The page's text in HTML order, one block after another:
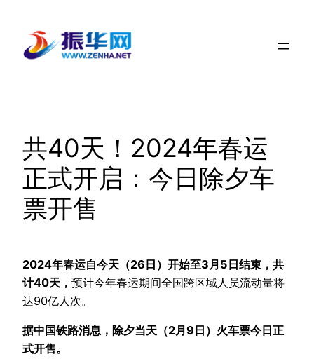
共40天！2024年春运
正式开启：今日除夕车
票开售
2024年春运自今天（26日）开始至3月5日结束，共
计40天， 预计今年春运期间全国跨区域人员流动量将
达90亿人次。
据中国铁路消息，除夕当天（2月9日）火车票今日正
式开售。